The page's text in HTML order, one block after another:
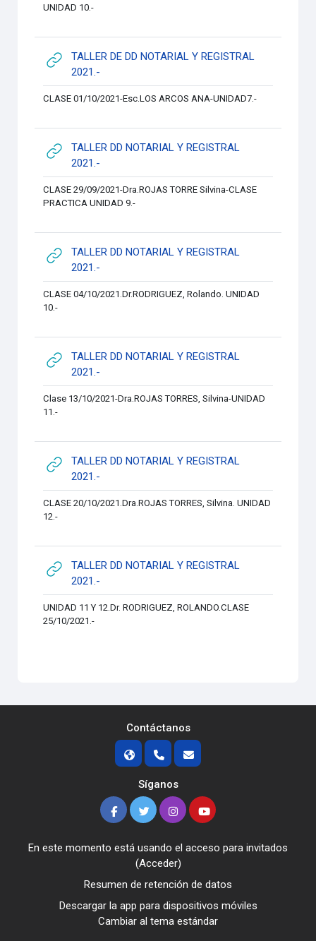
UNIDAD 10.-
TALLER DE DD NOTARIAL Y REGISTRAL
2021.-
CLASE 01/10/2021-Esc.LOS ARCOS ANA-UNIDAD7.-
TALLER DD NOTARIAL Y REGISTRAL
2021.-
CLASE 29/09/2021-Dra.ROJAS TORRE Silvina-CLASE
PRACTICA UNIDAD 9.-
TALLER DD NOTARIAL Y REGISTRAL
2021.-
CLASE 04/10/2021.Dr.RODRIGUEZ, Rolando. UNIDAD
10.-
TALLER DD NOTARIAL Y REGISTRAL
2021.-
Clase 13/10/2021-Dra.ROJAS TORRES, Silvina-UNIDAD
11.-
TALLER DD NOTARIAL Y REGISTRAL
2021.-
CLASE 20/10/2021.Dra.ROJAS TORRES, Silvina. UNIDAD
12.-
TALLER DD NOTARIAL Y REGISTRAL
2021.-
UNIDAD 11 Y 12.Dr. RODRIGUEZ, ROLANDO.CLASE
25/10/2021.-
Contáctanos
Síganos
En este momento está usando el acceso para invitados
(Acceder)
Resumen de retención de datos
Descargar la app para dispositivos móviles
Cambiar al tema estándar